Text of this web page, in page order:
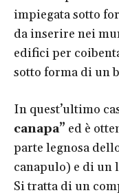
impiegata sotto
da inserire nei
edifici per
sotto forma di un
In quest’ultimo
canapa” ed è
parte legnosa
canapulo) e di un
Si tratta di un